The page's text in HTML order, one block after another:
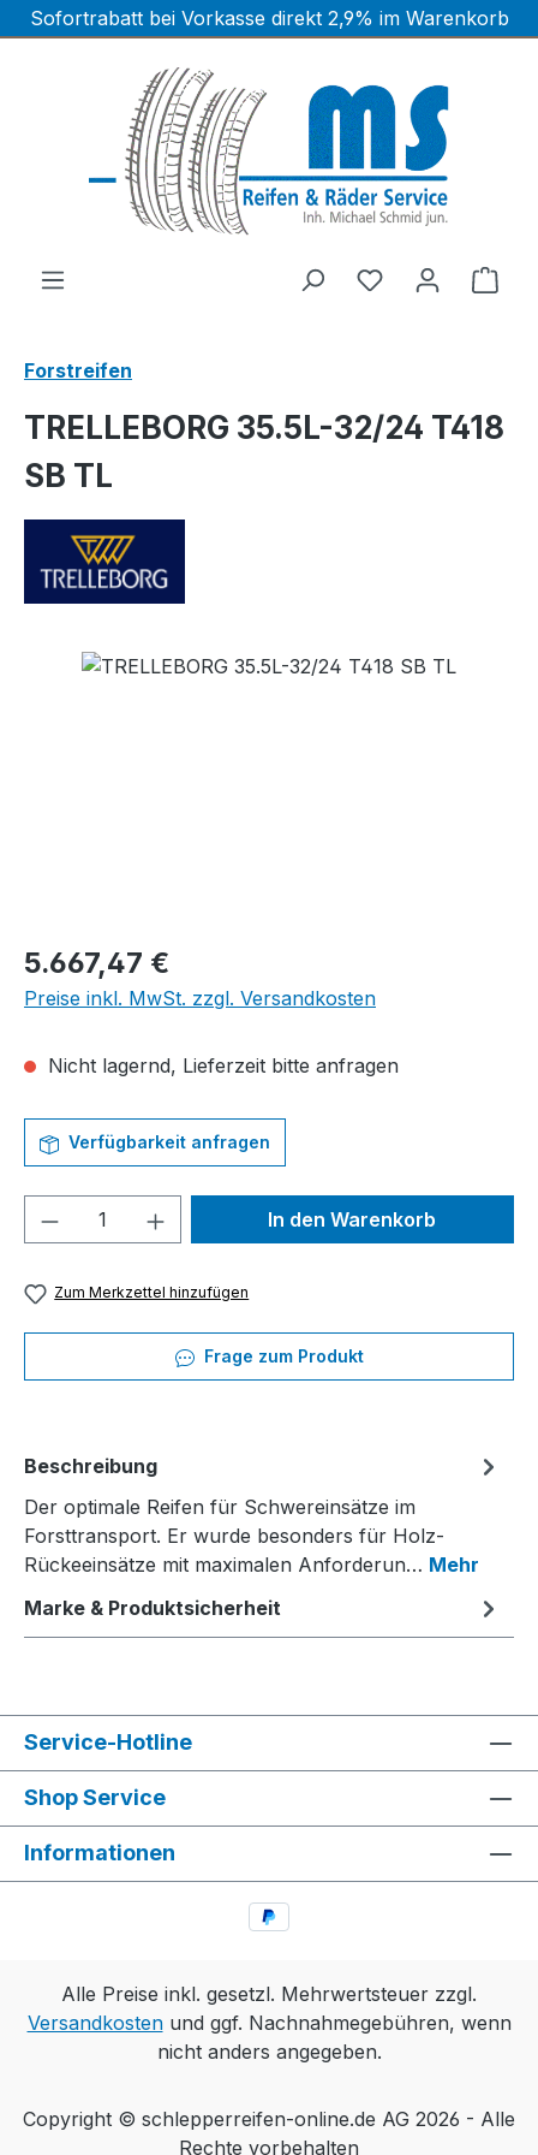
Zum Hauptinhalt springen
Sofortrabatt bei Vorkasse direkt 2,9% im Warenkorb
Forstreifen
TRELLEBORG 35.5L-32/24 T418
SB TL
Bildergalerie überspringen
Regulärer Preis:
5.667,47 €
Preise inkl. MwSt. zzgl. Versandkosten
Nicht lagernd, Lieferzeit bitte anfragen
Verfügbarkeit anfragen
Produkt Anzahl: Gib denIn den Warenkorb
Zum Merkzettel hinzufügen
Frage zum Produkt
Beschreibung
Der optimale Reifen für Schwereinsätze im
Forsttransport. Er wurde besonders für Holz-
Rückeeinsätze mit maximalen Anforderun… Mehr
Marke & Produktsicherheit
Service-Hotline
Shop Service
Informationen
Alle Preise inkl. gesetzl. Mehrwertsteuer zzgl.
Versandkostenund ggf. Nachnahmegebühren, wenn
nicht anders angegeben.
Copyright © schlepperreifen-online.de AG 2026 - Alle
Rechte vorbehalten